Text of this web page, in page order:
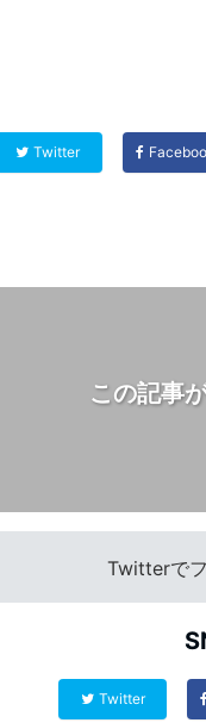
Twitter
この記事
Twitterで
Twitter